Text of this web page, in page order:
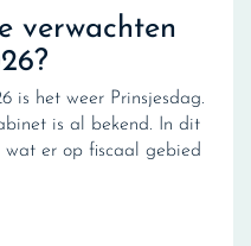
verwachten
is het weer Prinsjesdag.
is al bekend. In dit
er op fiscaal gebied